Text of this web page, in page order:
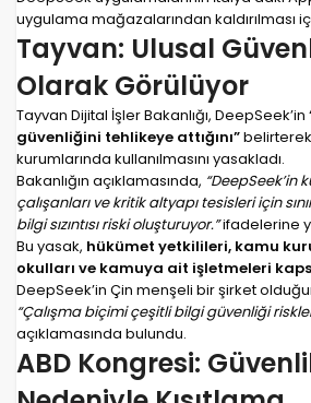
uygulama mağazalarından kaldırılması
Tayvan: Ulusal
Olarak Görülüyor
Tayvan Dijital İşler Bakanlığı, DeepSeek’in
güvenliğini tehlikeye attığını”
kurumlarında kullanılmasını yasakladı.
Bakanlığın açıklamasında, “DeepSeek’in
çalışanları ve kritik altyapı tesisleri için
bilgi sızıntısı riski oluşturuyor.”ifadelerine
Bu yasak, hükümet yetkilileri, kamu
okulları ve kamuya ait işletmeleri
DeepSeek’in Çin menşeli bir şirket
“Çalışma biçimi çeşitli bilgi güvenliği
açıklamasında bulundu.
ABD Kongresi: